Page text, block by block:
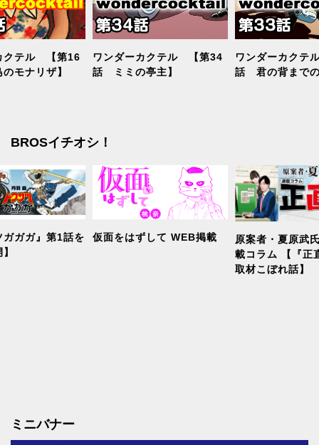
クテル 【第16
モナリザ】
ワンダーカクテル 【第34
話 ミミの亭主】
ワンダーカクテ
話 君の背まで
BROSイチオシ！
ガガガ』第1話を
仮面をはずして WEB掲載
原案者・夏原武
載コラム 【『正
取材こぼれ話】
ミニバナー